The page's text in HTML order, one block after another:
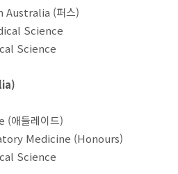
(퍼스)
Science
Science
애들레이드)
Medicine (Honours)
Science